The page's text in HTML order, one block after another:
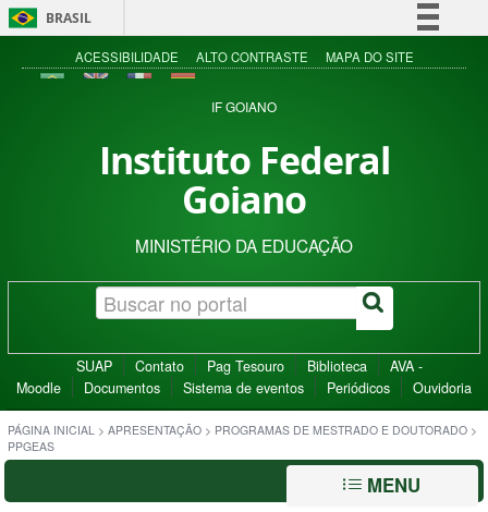
BRASIL
Simplifique!
Acesso à informação
ACESSIBILIDADE ALTO CONTRASTE MAPA DO SITE
IF GOIANO
Instituto Federal
Goiano
MINISTÉRIO DA EDUCAÇÃO
SUAP Contato Pag Tesouro Biblioteca
AVA -
Moodle
Documentos Sistema de eventos Periódicos Ouvidoria
PÁGINA INICIAL > APRESENTAÇÃO > PROGRAMAS DE MESTRADO E DOUTORADO >
PPGEAS
MENU